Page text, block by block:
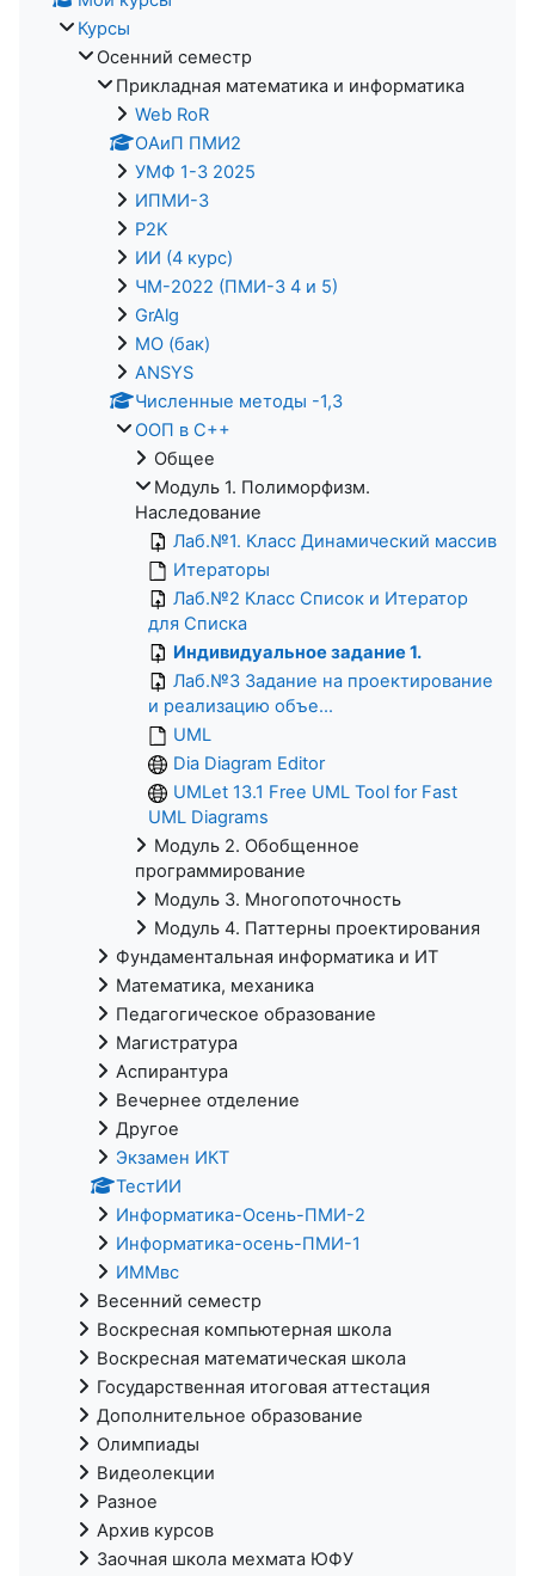
Курсы
Осенний семестр
Прикладная математика и информатика
Web RoR
ОАиП ПМИ2
УМФ 1-3 2025
ИПМИ-3
P2K
ИИ (4 курс)
ЧМ-2022 (ПМИ-3 4 и 5)
GrAlg
МО (бак)
ANSYS
Численные методы -1,3
ООП в С++
Общее
Модуль 1. Полиморфизм.
Наследование
Лаб.№1. Класс Динамический массив
Итераторы
Лаб.№2 Класс Список и Итератор
для Списка
Индивидуальное задание 1.
Лаб.№3 Задание на проектирование
и реализацию объе...
UML
Dia Diagram Editor
UMLet 13.1 Free UML Tool for Fast
UML Diagrams
Модуль 2. Обобщенное
программирование
Модуль 3. Многопоточность
Модуль 4. Паттерны проектирования
Фундаментальная информатика и ИТ
Математика, механика
Педагогическое образование
Магистратура
Аспирантура
Вечернее отделение
Другое
Экзамен ИКТ
ТестИИ
Информатика-Осень-ПМИ-2
Информатика-осень-ПМИ-1
ИММвс
Весенний семестр
Воскресная компьютерная школа
Воскресная математическая школа
Государственная итоговая аттестация
Дополнительное образование
Олимпиады
Видеолекции
Разное
Архив курсов
Заочная школа мехмата ЮФУ